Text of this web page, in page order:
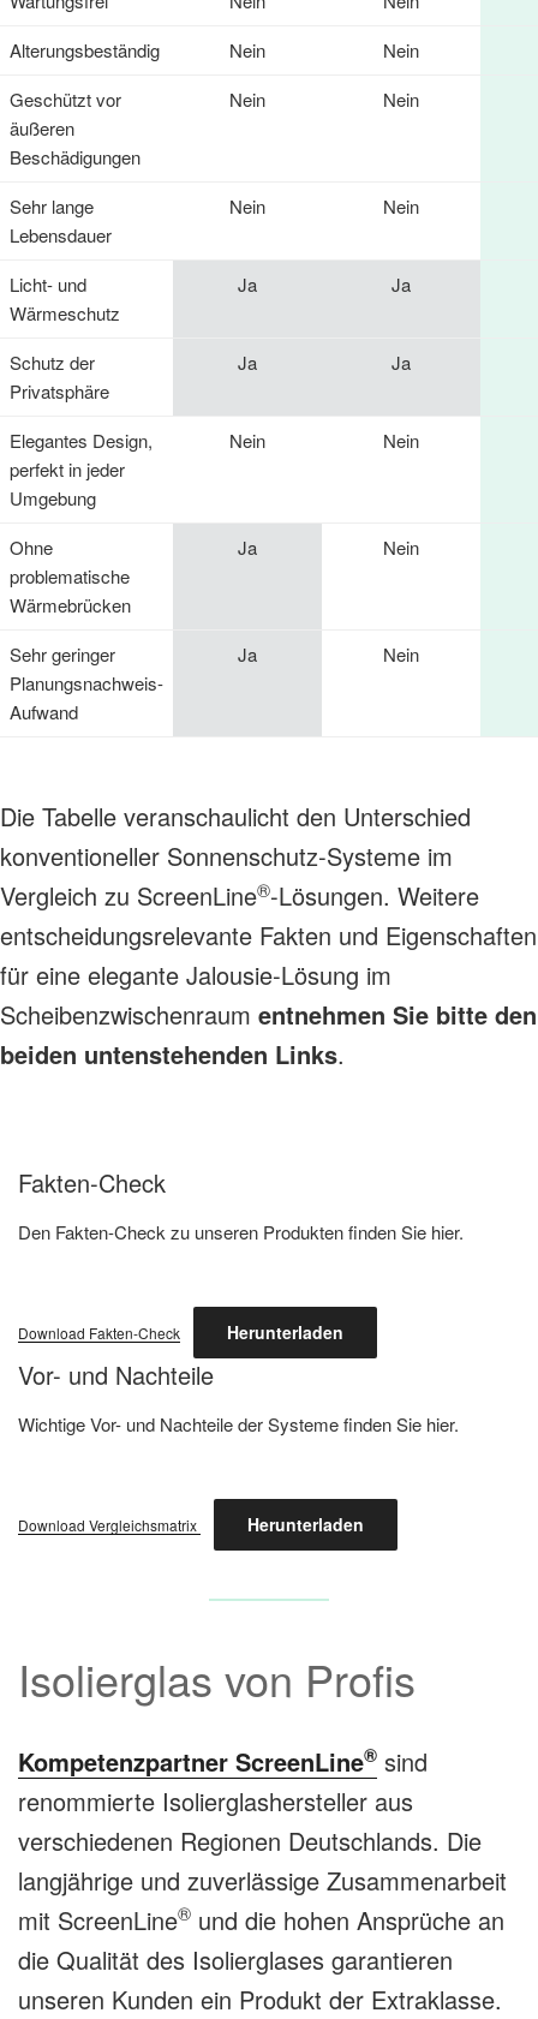
Alterungsbeständig
Nein
Nein
Geschützt vor
äußeren
Beschädigungen
Nein Nein
Sehr lange
Lebensdauer
Nein Nein
Licht- und
Wärmeschutz
Ja Ja
Schutz der
Privatsphäre
Ja Ja
Elegantes Design,
perfekt in jeder
Umgebung
Nein Nein
Ohne
problematische
Wärmebrücken
Ja Nein
Sehr geringer
Planungsnachweis-
Aufwand
Ja Nein
Die Tabelle veranschaulicht den Unterschied
konventioneller Sonnenschutz-Systeme im
Vergleich zu ScreenLine®-Lösungen. Weitere
entscheidungsrelevante Fakten und Eigenschaften
für eine elegante Jalousie-Lösung im
Scheibenzwischenraum entnehmen Sie bitte den
beiden untenstehenden Links.
Fakten-Check
Den Fakten-Check zu unseren Produkten finden Sie hier.
Download Fakten-Check Herunterladen
Vor- und Nachteile
Wichtige Vor- und Nachteile der Systeme finden Sie hier.
Download Vergleichsmatrix Herunterladen
Isolierglas von Profis
Kompetenzpartner ScreenLine® sind
renommierte Isolierglashersteller aus
verschiedenen Regionen Deutschlands. Die
langjährige und zuverlässige Zusammenarbeit
mit ScreenLine® und die hohen Ansprüche an
die Qualität des Isolierglases garantieren
unseren Kunden ein Produkt der Extraklasse.